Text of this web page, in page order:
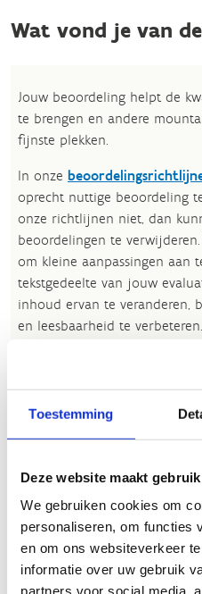
Toestemming
Deze website maakt
We gebruiken cookies om
personaliseren, om functies
en om ons websiteverkeer
informatie over uw gebruik
partners voor social media,
Wat vond je van
Jouw beoordeling helpt de
te brengen en andere
fijnste plekken.
In onze
oprecht nuttige beoordeling
onze richtlijnen niet, dan
beoordelingen te
om kleine aanpassingen aan
tekstgedeelte van jouw
inhoud ervan te veranderen,
en leesbaarheid te verbeteren.​
Voor meer informatie over
Wil je een probleem melden
hetRoutemeldpunt.
Heb je een vraag, contacteer
ALGEMENE BEOORDELING *